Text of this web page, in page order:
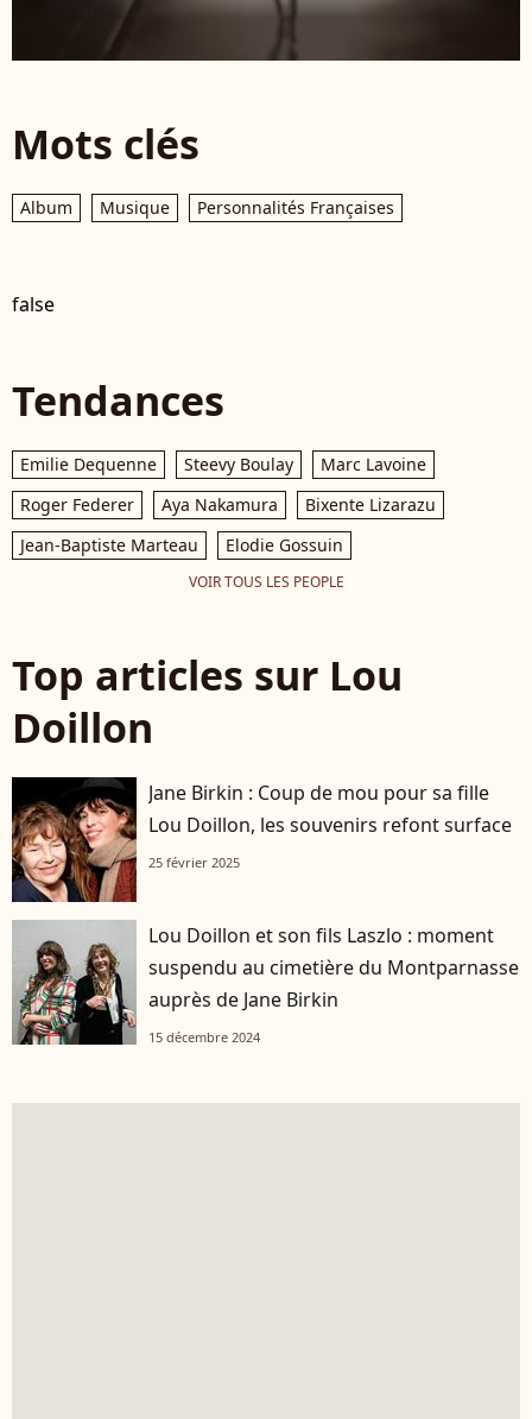
Mots clés
Album Musique Personnalités Françaises
false
Tendances
Emilie Dequenne Steevy Boulay
Marc Lavoine
Roger Federer
Aya Nakamura
Bixente Lizarazu
Jean-Baptiste Marteau
Elodie Gossuin
VOIR TOUS LES PEOPLE
Top articles sur Lou
Doillon
Jane Birkin : Coup de mou pour sa fille
Lou Doillon, les souvenirs refont surface
25 février 2025
Lou Doillon et son fils Laszlo : moment
suspendu au cimetière du Montparnasse
auprès de Jane Birkin
15 décembre 2024